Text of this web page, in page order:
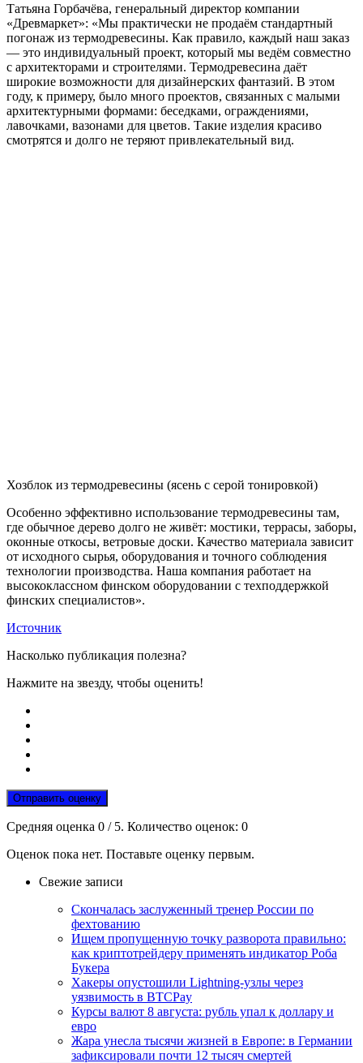
Татьяна Горбачёва, генеральный директор компании
«Древмаркет»: «Мы практически не продаём стандартный
погонаж из термодревесины. Как правило, каждый наш заказ
— это индивидуальный проект, который мы ведём совместно
с архитекторами и строителями. Термодревесина даёт
широкие возможности для дизайнерских фантазий. В этом
году, к примеру, было много проектов, связанных с малыми
архитектурными формами: беседками, ограждениями,
лавочками, вазонами для цветов. Такие изделия красиво
смотрятся и долго не теряют привлекательный вид.
Хозблок из термодревесины (ясень с серой тонировкой)
Особенно эффективно использование термодревесины там,
где обычное дерево долго не живёт: мостики, террасы, заборы,
оконные откосы, ветровые доски. Качество материала зависит
от исходного сырья, оборудования и точного соблюдения
технологии производства. Наша компания работает на
высококлассном финском оборудовании с техподдержкой
финских специалистов».
Источник
Насколько публикация полезна?
Нажмите на звезду, чтобы оценить!
Отправить оценку
Средняя оценка 0 / 5. Количество оценок: 0
Оценок пока нет. Поставьте оценку первым.
Свежие записи
Скончалась заслуженный тренер России по
фехтованию
Ищем пропущенную точку разворота правильно:
как криптотрейдеру применять индикатор Роба
Букера
Хакеры опустошили Lightning-узлы через
уязвимость в BTCPay
Курсы валют 8 августа: рубль упал к доллару и
евро
Жара унесла тысячи жизней в Европе: в Германии
зафиксировали почти 12 тысяч смертей